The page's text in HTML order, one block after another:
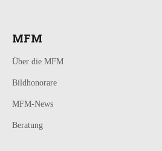
MFM
Über die MFM
Bildhonorare
MFM-News
Beratung